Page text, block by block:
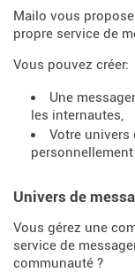
Mailo vous
propre service de
Vous pouvez créer:
Une
les internautes,
Votre univers
Univers de
Vous gérez une
service de
communauté ?